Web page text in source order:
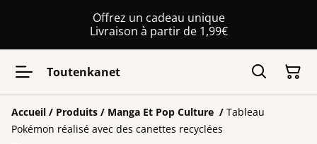
Offrez un cadeau unique
Livraison à partir de 1,99€
Toutenkanet
Accueil / Produits / Manga Et Pop Culture / Tableau
Pokémon réalisé avec des canettes recyclées